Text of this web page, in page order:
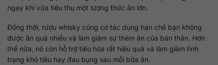
ngay khi vừa tiêu thụ một lượng thức ăn lớn.
Đồng thời, rượu whisky cũng có tác dụng hạn chế bạn không
được ăn quá nhiều và làm giảm sự thèm ăn của bản thân. Hơn
thế nữa, nó còn hỗ trợ tiêu hóa rất hiệu quả và làm giảm tình
trạng khó tiêu hay đau bụng sau mỗi bữa ăn.